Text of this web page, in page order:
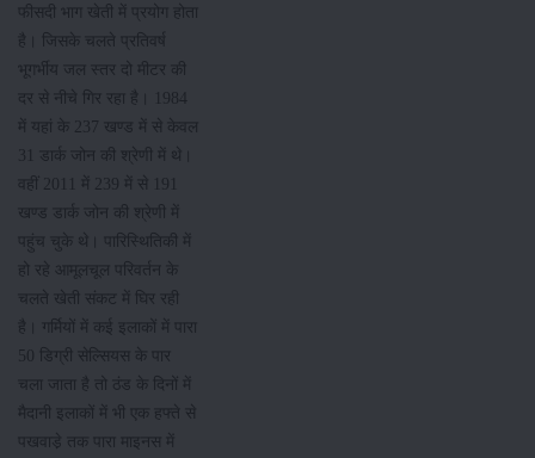
फीसदी भाग खेती में प्रयोग होता
है। जिसके चलते प्रतिवर्ष
भूगर्भीय जल स्तर दो मीटर की
दर से नीचे गिर रहा है। 1984
में यहां के 237 खण्ड में से केवल
31 डार्क जोन की श्रेणी में थे।
वहीं 2011 में 239 में से 191
खण्ड डार्क जोन की श्रेणी में
पहुंच चुके थे। पारिस्थितिकी में
हो रहे आमूलचूल परिवर्तन के
चलते खेती संकट में घिर रही
है। गर्मियों में कई इलाकों में पारा
50 डिग्री सेल्सियस के पार
चला जाता है तो ठंड के दिनों में
मैदानी इलाकों में भी एक हफ्ते से
पखवाडे़ तक पारा माइनस में